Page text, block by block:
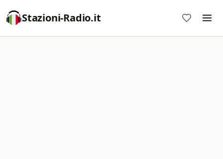
Stazioni-Radio.it